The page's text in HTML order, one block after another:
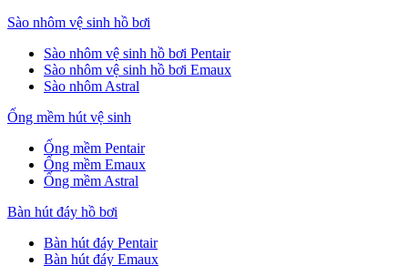
Sào nhôm vệ sinh hồ bơi
Sào nhôm vệ sinh hồ bơi Pentair
Sào nhôm vệ sinh hồ bơi Emaux
Sào nhôm Astral
Ống mềm hút vệ sinh
Ống mềm Pentair
Ống mềm Emaux
Ống mềm Astral
Bàn hút đáy hồ bơi
Bàn hút đáy Pentair
Bàn hút đáy Emaux